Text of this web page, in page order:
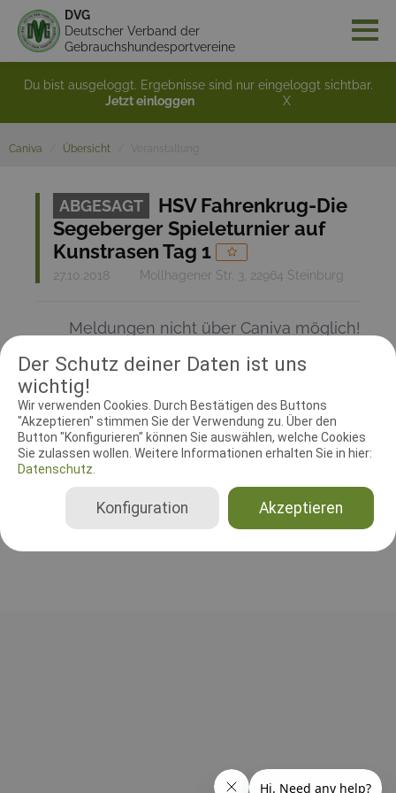
Der Schutz deiner Daten ist uns
wichtig!
Wir verwenden Cookies. Durch Bestätigen des Buttons
"Akzeptieren" stimmen Sie der Verwendung zu. Über den
Button "Konfigurieren" können Sie auswählen, welche Cookies
Sie zulassen wollen. Weitere Informationen erhalten Sie in hier:
Datenschutz.
Akzeptieren
Konfiguration
DVG
Deutscher Verband der
Gebrauchshundesportvereine
Du bist ausgeloggt. Ergebnisse sind nur eingeloggt sichtbar.
Jetzt einloggen
X
Caniva Übersicht
ABGESAGT
HSV Fahrenkrug-Die
Segeberger Spieleturnier auf
Kunstrasen Tag 1
27.10.2018 Mollhagener Str. 3, 22964 Steinburg
Meldungen nicht über Caniva möglich!
RICHTER UND HELFER
Agilityrichter
Dennis Treu